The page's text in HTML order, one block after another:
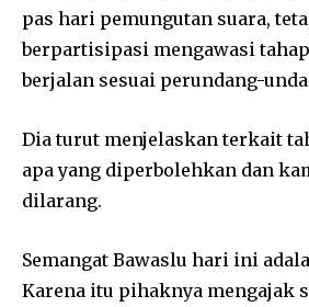
pas hari pemungutan suara,
berpartisipasi mengawasi
berjalan sesuai perundang-
Dia turut menjelaskan terkait
apa yang diperbolehkan dan
dilarang.
Semangat Bawaslu hari ini
Karena itu pihaknya mengajak